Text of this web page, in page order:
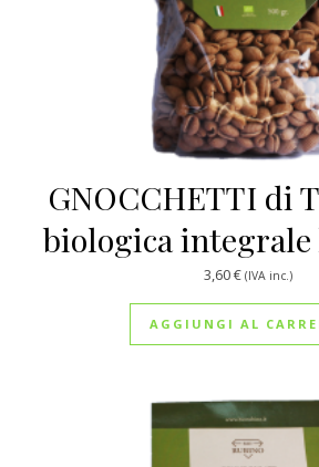
GNOCCHETTI di
biologica integrale
3,60€ (IVA inc.)
AGGIUNGI AL